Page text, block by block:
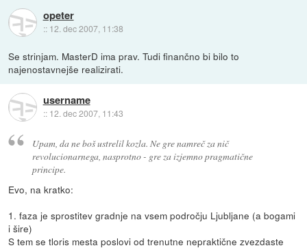
opeter
:: 12. dec 2007, 11:38
Se strinjam. MasterD ima prav. Tudi finančno bi bilo to
najenostavnejše realizirati.
username
:: 12. dec 2007, 11:43
Upam, da ne boš ustrelil kozla. Ne gre namreč za nič
revolucionarnega, nasprotno - gre za izjemno pragmatične
principe.
Evo, na kratko:
1. faza je sprostitev gradnje na vsem področju Ljubljane (a bogami
i šire)
S tem se tloris mesta poslovi od trenutne nepraktične zvezdaste